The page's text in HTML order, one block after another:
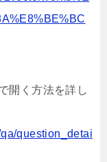
開く方法を詳し
question_detai